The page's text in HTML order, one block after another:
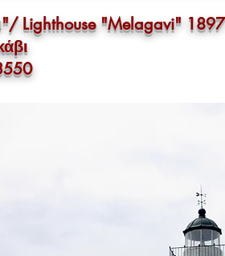
Lighthouse "Melagavi" 1897